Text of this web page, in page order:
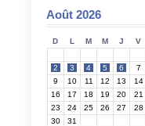
Août 2026
D L M M J V
2
3 4 5 6 7
9
10 11 12 13 14
16
17 18 19 20 21
23
24 25 26 27 28
30
31